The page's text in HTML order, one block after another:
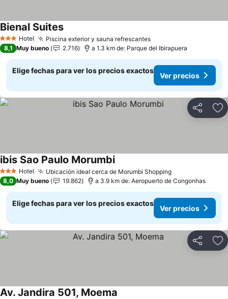
3 Estrellas
Hotel Piscina exterior y sauna refrescantes
Bienal Suites
8,1 Muy bueno 2.716 a 1.3 km de: Parque del Ibirapuera
Elige fechas para ver los precios exactos
Ver precios
Compartir
3 Estrellas
Hotel Ubicación ideal cerca de Morumbi Shopping
ibis Sao Paulo Morumbi
8,0 Muy bueno 19.862 a 3.9 km de: Aeropuerto de Congonhas
Elige fechas para ver los precios exactos
Ver precios
Compartir
Av. Jandira 501, Moema